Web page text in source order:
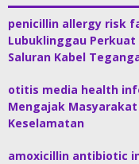
penicillin allergy risk
Lubuklinggau
Saluran Kabel
otitis media health
Mengajak
Keselamatan
amoxicillin antibiotic